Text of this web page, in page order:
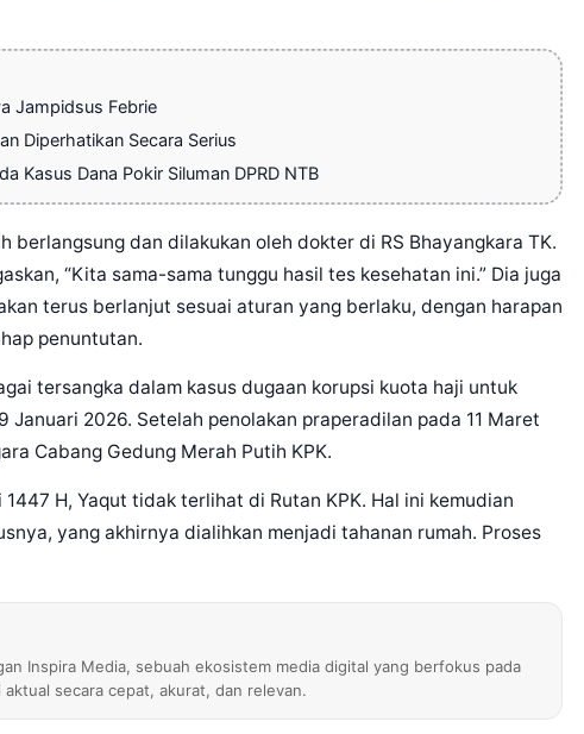
Jampidsus Febrie
Diperhatikan Secara Serius
Kasus Dana Pokir Siluman DPRD NTB
berlangsung dan dilakukan oleh dokter di RS Bhayangkara TK.
“Kita sama-sama tunggu hasil tes kesehatan ini.” Dia juga
terus berlanjut sesuai aturan yang berlaku, dengan harapan
penuntutan.
tersangka dalam kasus dugaan korupsi kuota haji untuk
Januari 2026. Setelah penolakan praperadilan pada 11 Maret
Cabang Gedung Merah Putih KPK.
H, Yaqut tidak terlihat di Rutan KPK. Hal ini kemudian
yang akhirnya dialihkan menjadi tahanan rumah. Proses
Inspira Media, sebuah ekosistem media digital yang berfokus pada
secara cepat, akurat, dan relevan.